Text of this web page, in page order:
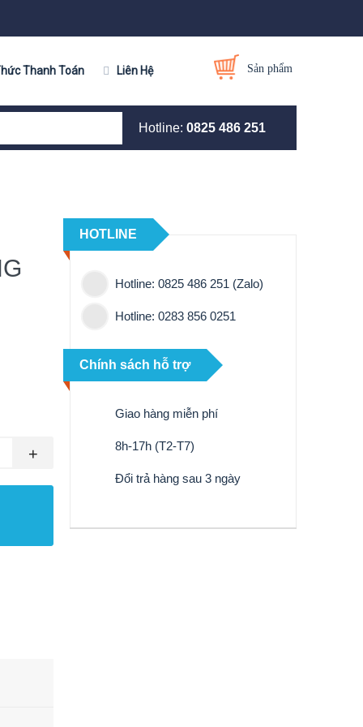
Thanh Toán Liên Hệ Sản phẩm
Hotline: 0825 486 251
+
HOTLINE
Hotline: 0825 486 251 (Zalo)
Hotline: 0283 856 0251
Chính sách hỗ trợ
Giao hàng miễn phí
8h-17h (T2-T7)
Đổi trả hàng sau 3 ngày